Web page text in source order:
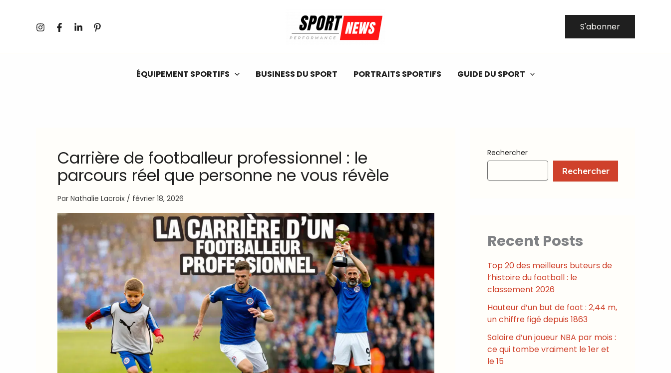
S'abonner
ÉQUIPEMENT SPORTIFS BUSINESS DU SPORT PORTRAITS SPORTIFS GUIDE DU SPORT
Carrière de footballeur professionnel : le
parcours réel que personne ne vous révèle
Par Nathalie Lacroix / février 18, 2026
Rechercher
Rechercher
Recent Posts
Top 20 des meilleurs buteurs de
l’histoire du football : le
classement 2026
Hauteur d’un but de foot : 2,44 m,
un chiffre figé depuis 1863
Salaire d’un joueur NBA par mois :
ce qui tombe vraiment le 1er et
le 15